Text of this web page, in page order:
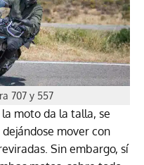
707 y 557
la moto da la talla, se
mover con
Sin embargo, sí